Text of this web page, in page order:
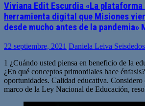
Viviana Edit Escurdia «La plataforma
herramienta digital que Misiones
desde mucho antes de la pandemia»
22 septiembre, 2021 Daniela Leiva Seisdedos
1 ¿Cuándo usted piensa en beneficio de la
¿En qué conceptos primordiales hace
oportunidades. Calidad educativa. Considero
marco de la Ley Nacional de Educación,